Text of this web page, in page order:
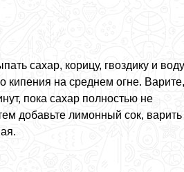
сахар, корицу, гвоздику и
кипения на среднем огне. Варите,
пока сахар полностью не
добавьте лимонный сок, варить